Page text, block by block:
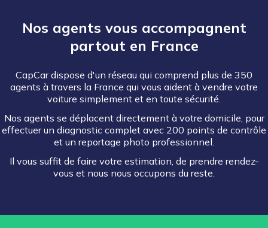
Nos agents vous accompagnent
partout en France
CapCar dispose d'un réseau qui comprend plus de 350
agents à travers la France qui vous aident à vendre votre
voiture simplement et en toute sécurité.
Nos agents se déplacent directement à votre domicile, pour
effectuer un diagnostic complet avec 200 points de contrôle
et un reportage photo professionnel.
Il vous suffit de faire votre estimation, de prendre rendez-
vous et nous nous occupons du reste.